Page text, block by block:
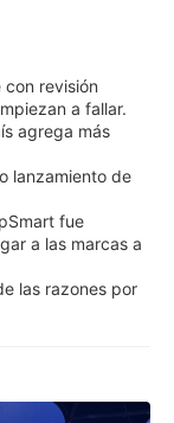
revisión
a fallar.
agrega más
lanzamiento de
fue
a las marcas a
las razones por